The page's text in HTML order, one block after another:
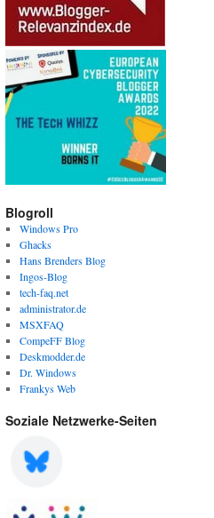
Blogroll
Windows Pro
Ghacks
Hans Brenders Blog
Ingos-Blog
tech-faq.net
administrator.de
MSXFAQ
CompeFF Blog
Deskmodder.de
Dr. Windows
Frankys Web
Soziale Netzwerke-Seiten